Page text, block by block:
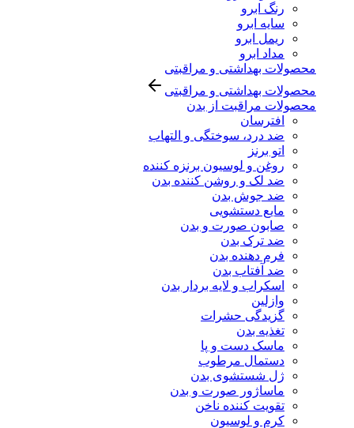
رنگ ابرو
سایه ابرو
ریمل ابرو
مداد ابرو
محصولات بهداشتی و مراقبتی
محصولات بهداشتی و مراقبتی
محصولات مراقبت از بدن
افترسان
ضد درد، سوختگی و التهاب
اتو برنز
روغن و لوسیون برنزه کننده
ضد لک و روشن کننده بدن
ضد جوش بدن
مایع دستشویی
صابون صورت و بدن
ضد ترک بدن
فرم دهنده بدن
ضد آفتاب بدن
اسکراب و لایه بردار بدن
وازلین
گزیدگی حشرات
تغذیه بدن
ماسک دست و پا
دستمال مرطوب
ژل شستشوی بدن
ماساژور صورت و بدن
تقویت کننده ناخن
کرم و لوسیون